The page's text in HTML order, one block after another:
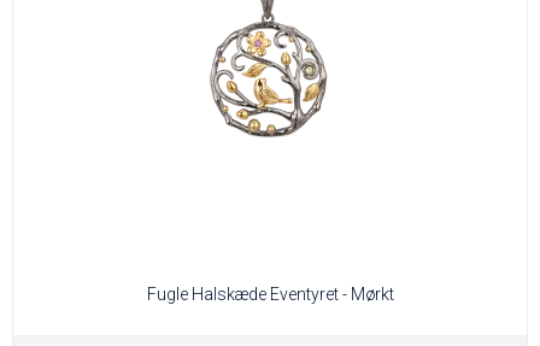
Fugle Halskæde Eventyret - Mørkt